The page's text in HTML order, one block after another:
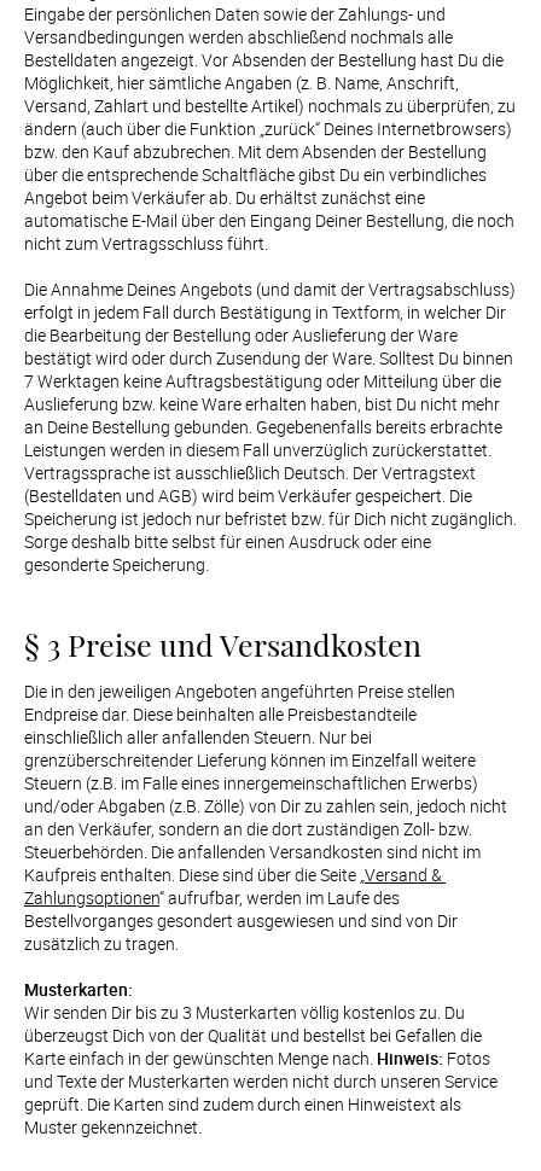
Eingabe der persönlichen Daten sowie der Zahlungs- und
Versandbedingungen werden abschließend nochmals alle
Bestelldaten angezeigt. Vor Absenden der Bestellung hast Du die
Möglichkeit, hier sämtliche Angaben (z. B. Name, Anschrift,
Versand, Zahlart und bestellte Artikel) nochmals zu überprüfen, zu
ändern (auch über die Funktion „zurück“ Deines Internetbrowsers)
bzw. den Kauf abzubrechen. Mit dem Absenden der Bestellung
über die entsprechende Schaltfläche gibst Du ein verbindliches
Angebot beim Verkäufer ab. Du erhältst zunächst eine
automatische E-Mail über den Eingang Deiner Bestellung, die noch
nicht zum Vertragsschluss führt.
Die Annahme Deines Angebots (und damit der Vertragsabschluss)
erfolgt in jedem Fall durch Bestätigung in Textform, in welcher Dir
die Bearbeitung der Bestellung oder Auslieferung der Ware
bestätigt wird oder durch Zusendung der Ware. Solltest Du binnen
7 Werktagen keine Auftragsbestätigung oder Mitteilung über die
Auslieferung bzw. keine Ware erhalten haben, bist Du nicht mehr
an Deine Bestellung gebunden. Gegebenenfalls bereits erbrachte
Leistungen werden in diesem Fall unverzüglich zurückerstattet.
Vertragssprache ist ausschließlich Deutsch. Der Vertragstext
(Bestelldaten und AGB) wird beim Verkäufer gespeichert. Die
Speicherung ist jedoch nur befristet bzw. für Dich nicht zugänglich.
Sorge deshalb bitte selbst für einen Ausdruck oder eine
gesonderte Speicherung.
§ 3 Preise und Versandkosten
Die in den jeweiligen Angeboten angeführten Preise stellen
Endpreise dar. Diese beinhalten alle Preisbestandteile
einschließlich aller anfallenden Steuern. Nur bei
grenzüberschreitender Lieferung können im Einzelfall weitere
Steuern (z.B. im Falle eines innergemeinschaftlichen Erwerbs)
und/oder Abgaben (z.B. Zölle) von Dir zu zahlen sein, jedoch nicht
an den Verkäufer, sondern an die dort zuständigen Zoll- bzw.
Steuerbehörden. Die anfallenden Versandkosten sind nicht im
Kaufpreis enthalten. Diese sind über die Seite „ Versand &
Zahlungsoptionen“ aufrufbar, werden im Laufe des
Bestellvorganges gesondert ausgewiesen und sind von Dir
zusätzlich zu tragen.
Musterkarten:
Wir senden Dir bis zu 3 Musterkarten völlig kostenlos zu. Du
überzeugst Dich von der Qualität und bestellst bei Gefallen die
Karte einfach in der gewünschten Menge nach. Hinweis: Fotos
und Texte der Musterkarten werden nicht durch unseren Service
geprüft. Die Karten sind zudem durch einen Hinweistext als
Muster gekennzeichnet.